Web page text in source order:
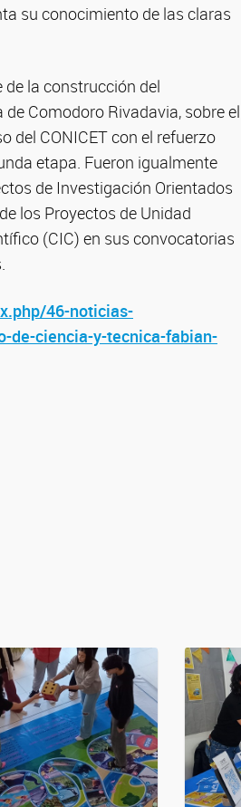
su conocimiento de las claras
la construcción del
Comodoro Rivadavia, sobre el
del CONICET con el refuerzo
etapa. Fueron igualmente
de Investigación Orientados
los Proyectos de Unidad
(CIC) en sus convocatorias
46-noticias-
de-ciencia-y-tecnica-fabian-